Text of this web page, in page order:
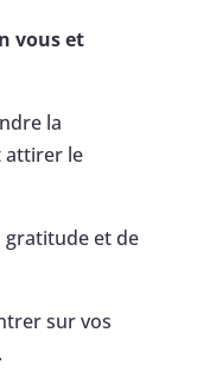
vous et
la
attirer le
gratitude et de
sur vos